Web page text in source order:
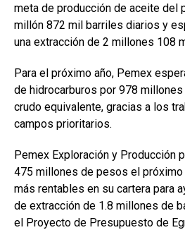
meta de producción de aceite del
millón 872 mil barriles diarios y
una extracción de 2 millones 108
Para el próximo año, Pemex
de hidrocarburos por 978
crudo equivalente, gracias a los
campos prioritarios.
Pemex Exploración y Producción
475 millones de pesos el próximo
más rentables en su cartera para
de extracción de 1.8 millones de
el Proyecto de Presupuesto de